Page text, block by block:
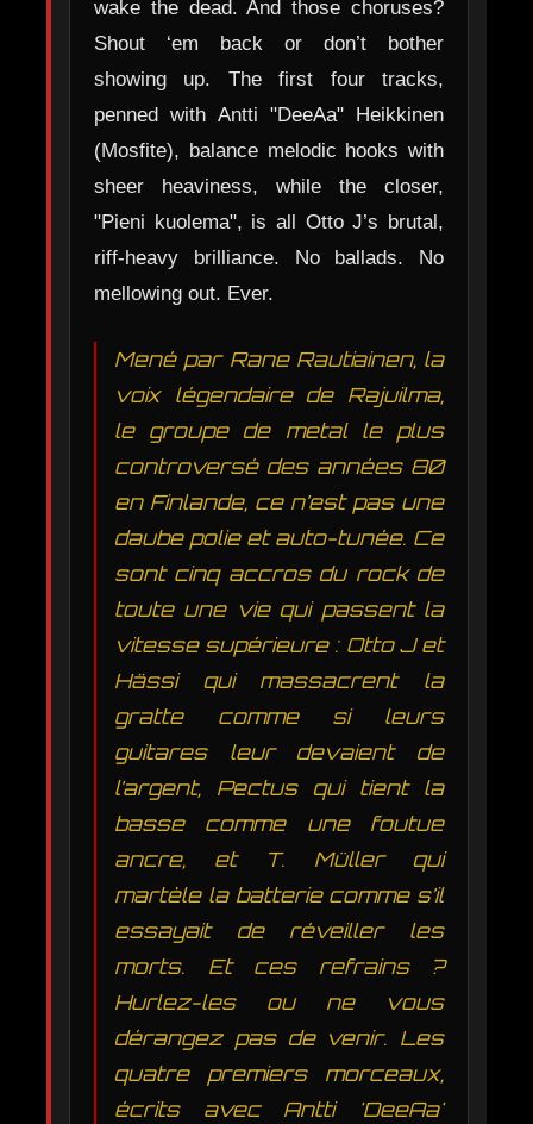
wake the dead. And those choruses?
Shout ‘em back or don’t bother
showing up. The first four tracks,
penned with Antti "DeeAa" Heikkinen
(Mosfite), balance melodic hooks with
sheer heaviness, while the closer,
"Pieni kuolema", is all Otto J’s brutal,
riff-heavy brilliance. No ballads. No
mellowing out. Ever.
Mené par Rane Rautiainen, la
voix légendaire de Rajuilma,
le groupe de metal le plus
controversé des années 80
en Finlande, ce n’est pas une
daube polie et auto-tunée. Ce
sont cinq accros du rock de
toute une vie qui passent la
vitesse supérieure : Otto J et
Hässi qui massacrent la
gratte comme si leurs
guitares leur devaient de
l’argent, Pectus qui tient la
basse comme une foutue
ancre, et T. Müller qui
martèle la batterie comme s’il
essayait de réveiller les
morts. Et ces refrains ?
Hurlez-les ou ne vous
dérangez pas de venir. Les
quatre premiers morceaux,
écrits avec Antti 'DeeAa'